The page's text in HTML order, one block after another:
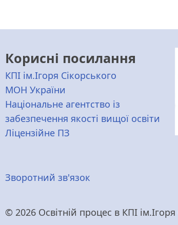
Корисні посилання
КПІ ім.Ігоря Сікорського
МОН України
Національне агентство із
забезпечення якості вищої освіти
Ліцензійне ПЗ
Меню
колонтитулу
Зворотний зв'язок
© 2026 Освітній процес в КПІ